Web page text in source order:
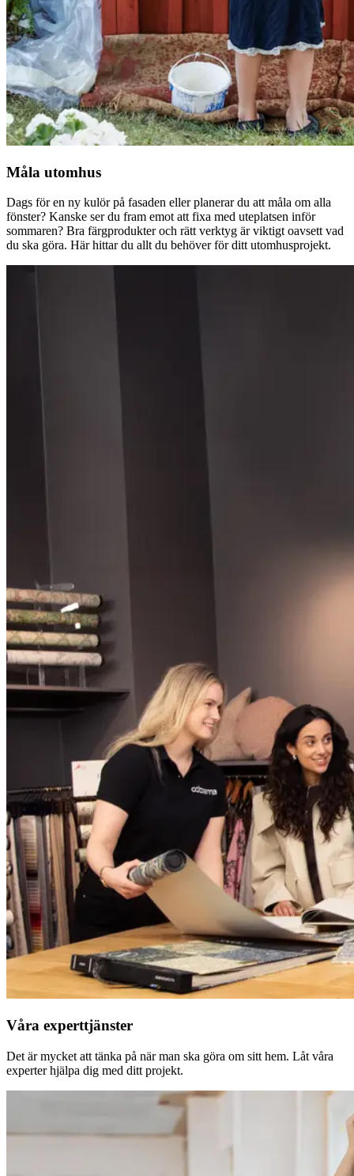
Måla utomhus
Dags för en ny kulör på fasaden eller planerar du att måla om alla
fönster? Kanske ser du fram emot att fixa med uteplatsen inför
sommaren? Bra färgprodukter och rätt verktyg är viktigt oavsett vad
du ska göra. Här hittar du allt du behöver för ditt utomhusprojekt.
Våra experttjänster
Det är mycket att tänka på när man ska göra om sitt hem. Låt våra
experter hjälpa dig med ditt projekt.